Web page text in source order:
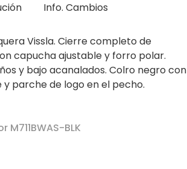
Info. Cambios
Vissla. Cierre completo de
capucha ajustable y forro polar.
y bajo acanalados. Colro negro con
y parche de logo en el pecho.
M711BWAS-BLK